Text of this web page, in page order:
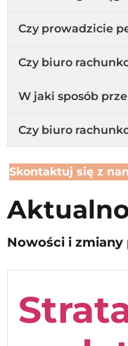
Czy prowadzicie
Czy biuro
W jaki sposób
Czy biuro
Skontaktuj się z
Nowości i